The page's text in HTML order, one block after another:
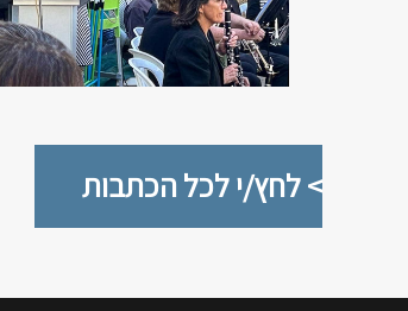
> לחץ/י לכל הכתבות